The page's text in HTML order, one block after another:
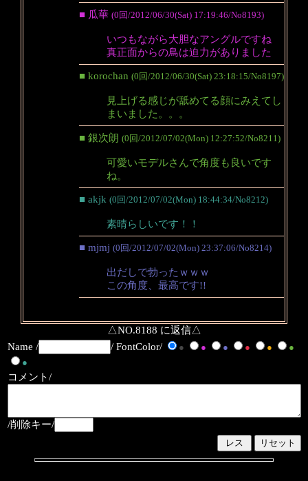
■ 瓜華 (0回/2012/06/30(Sat) 17:19:46/No8193)
いつもながら大胆なアングルですね
真正面からの鳥は迫力がありました
■ korochan (0回/2012/06/30(Sat) 23:18:15/No8197)
見上げる感じが舐めてる顔にみえてし
まいました。。。
■ 銀次朗 (0回/2012/07/02(Mon) 12:27:52/No8211)
可愛いモデルさんで角度も良いです
ね。
■ akjk (0回/2012/07/02(Mon) 18:44:34/No8212)
素晴らしいです！！
■ mjmj (0回/2012/07/02(Mon) 23:37:06/No8214)
出だしで勃ったｗｗｗ
この角度、最高です!!
△NO.8188 に返信△
Name /
/ FontColor/ ● ● ● ● ●
●
●
コメント/
/削除キー/